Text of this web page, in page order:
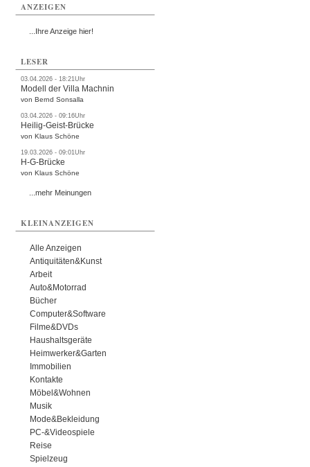
ANZEIGEN
...Ihre Anzeige hier!
LESER
03.04.2026 - 18:21Uhr
Modell der Villa Machnin
von Bernd Sonsalla
03.04.2026 - 09:16Uhr
Heilig-Geist-Brücke
von Klaus Schöne
19.03.2026 - 09:01Uhr
H-G-Brücke
von Klaus Schöne
...mehr Meinungen
KLEINANZEIGEN
Alle Anzeigen
Antiquitäten&Kunst
Arbeit
Auto&Motorrad
Bücher
Computer&Software
Filme&DVDs
Haushaltsgeräte
Heimwerker&Garten
Immobilien
Kontakte
Möbel&Wohnen
Musik
Mode&Bekleidung
PC-&Videospiele
Reise
Spielzeug